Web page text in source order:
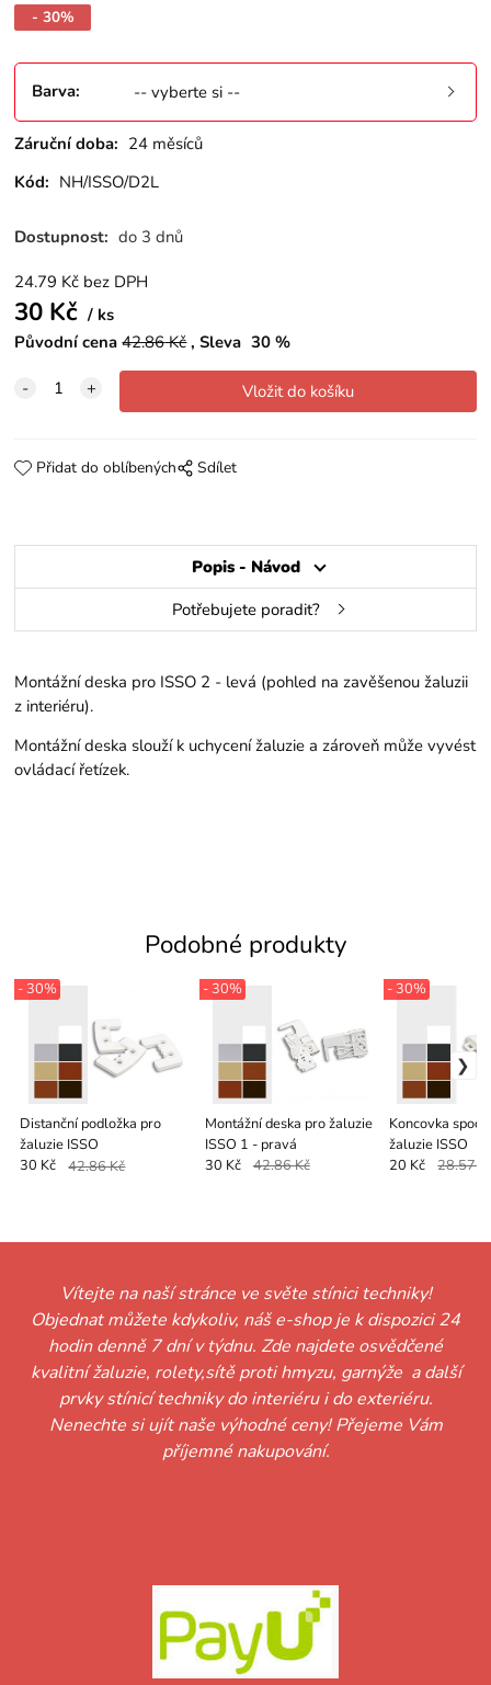
- 30%
Barva: -- vyberte si --
Záruční doba: 24 měsíců
Kód: NH/ISSO/D2L
Dostupnost: do 3 dnů
24.79 Kč bez DPH
30 Kč
ks
Původní cena 42.86Kč Sleva 30 %
Přidat do oblíbených Sdílet
Popis - Návod
Potřebujete poradit?
Montážní deska pro ISSO 2 - levá (pohled na zavěšenou žaluzii
z interiéru).
Montážní deska slouží k uchycení žaluzie a zároveň může vyvést
ovládací řetízek.
Podobné produkty
Distanční podložka pro
žaluzie ISSO
- 30%
30 Kč 42.86 Kč
Montážní deska pro žaluzie
ISSO 1 - pravá
- 30%
30 Kč 42.86 Kč
Koncovka
žaluzie ISSO
- 30%
20 Kč 28.57
Vítejte na naší stránce ve světe stínici techniky!
Objednat můžete kdykoliv, náš e-shop je k dispozici 24
hodin denně 7 dní v týdnu. Zde najdete osvědčené
kvalitní žaluzie, rolety,sítě proti hmyzu, garnýže a další
prvky stínicí techniky do interiéru i do exteriéru.
Nenechte si ujít naše výhodné ceny! Přejeme Vám
příjemné nakupování.